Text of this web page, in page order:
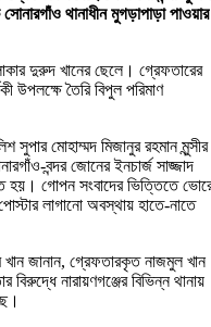
থানাধীন মুগড়াপাড়া পাওয়ার
দুরুদ খানের ছেলে। গ্রেফতারের
উপলক্ষে তৈরি বিপুল পরিমাণ
সুপার মোহাম্মদ মিজানুর রহমান মুন্সীর
বন্দর জোনের ইনচার্জ সাজ্জাদ
হয়। গোপন সংবাদের ভিত্তিতে
লাগানো অবস্থায় হাতে-নাতে
খান জানান, গ্রেফতারকৃত নাজমুল খান
নারায়ণগঞ্জের বিভিন্ন থানায়